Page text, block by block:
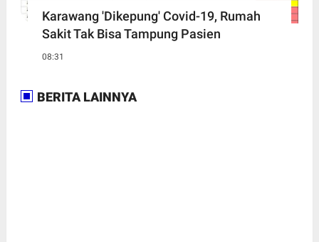
Karawang 'Dikepung' Covid-19, Rumah
Sakit Tak Bisa Tampung Pasien
08:31
BERITA LAINNYA